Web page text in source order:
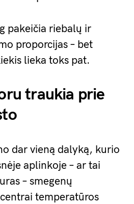
pakeičia riebalų ir
proporcijas – bet
lieka toks pat.
traukia prie
dar vieną dalyką, kurio
aplinkoje – ar tai
– smegenų
temperatūros